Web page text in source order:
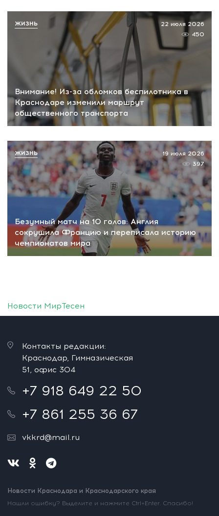
Внимание! Из-за обломков беспилотника в
Краснодаре изменили маршрут
общественного транспорта
22 июля 2026
450
ЖИЗНЬ
Безумный матч на 10 голов: Англия
сокрушила Францию и переписала историю
чемпионатов мира
19 июля 2026
397
ЖИЗНЬ
Новости МирТесен
Контакты редакции:
Краснодар, Гимназическая
51, офис 304
+7 918 649 22 50
+7 861 255 36 67
vkkrd@mail.ru
Новости Краснодара и Краснодарского края
Нашли ошибку? Выделите и нажмите Ctrl+Enter. Спасибо!